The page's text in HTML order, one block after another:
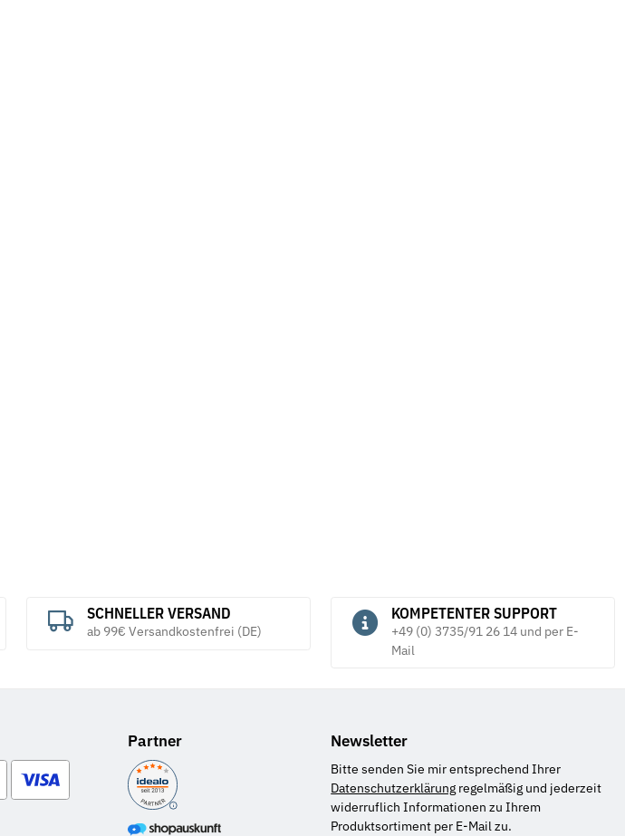
SCHNELLER VERSAND
ab 99€ Versandkostenfrei (DE)
KOMPETENTER SUPPORT
+49 (0) 3735/91 26 14 und per E-
Mail
Partner Newsletter
Bitte senden Sie mir entsprechend Ihrer
Datenschutzerklärung regelmäßig und jederzeit
widerruflich Informationen zu Ihrem
Produktsortiment per E-Mail zu.